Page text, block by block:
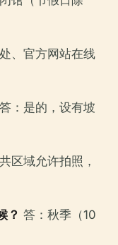
、官方网站在线
答：是的，设有坡
区域允许拍照，
？ 答：秋季（10